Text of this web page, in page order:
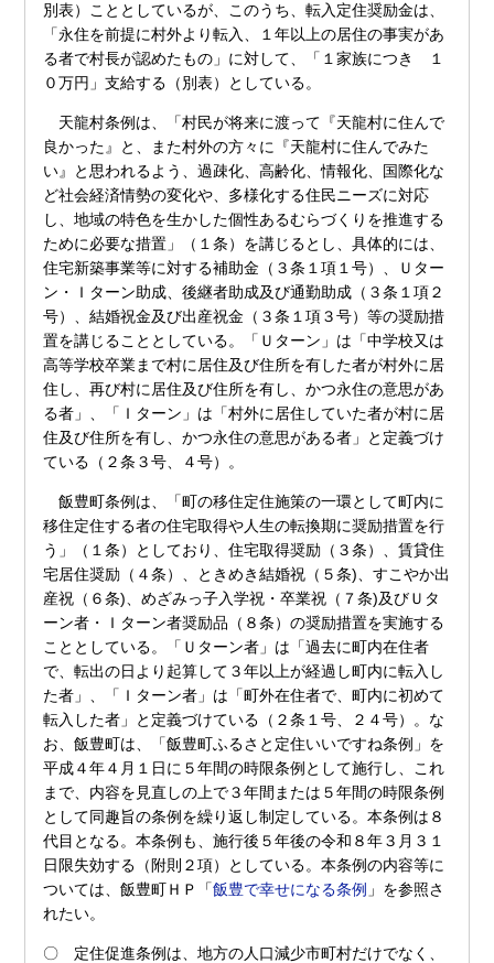
別表）こととしているが、このうち、転入定住奨励金は、
「永住を前提に村外より転入、１年以上の居住の事実があ
る者で村長が認めたもの」に対して、「１家族につき １
０万円」支給する（別表）としている。
天龍村条例は、「村民が将来に渡って『天龍村に住んで
良かった』と、また村外の方々に『天龍村に住んでみた
い』と思われるよう、過疎化、高齢化、情報化、国際化な
ど社会経済情勢の変化や、多様化する住民ニーズに対応
し、地域の特色を生かした個性あるむらづくりを推進する
ために必要な措置」（１条）を講じるとし、具体的には、
住宅新築事業等に対する補助金（３条１項１号）、Ｕター
ン・Ｉターン助成、後継者助成及び通勤助成（３条１項２
号）、結婚祝金及び出産祝金（３条１項３号）等の奨励措
置を講じることとしている。「Ｕターン」は「中学校又は
高等学校卒業まで村に居住及び住所を有した者が村外に居
住し、再び村に居住及び住所を有し、かつ永住の意思があ
る者」、「Ｉターン」は「村外に居住していた者が村に居
住及び住所を有し、かつ永住の意思がある者」と定義づけ
ている（２条３号、４号）。
飯豊町条例は、「町の移住定住施策の一環として町内に
移住定住する者の住宅取得や人生の転換期に奨励措置を行
う」（１条）としており、住宅取得奨励（３条）、賃貸住
宅居住奨励（４条）、ときめき結婚祝（５条)、すこやか出
産祝（６条)、めざみっ子入学祝・卒業祝（７条)及びＵタ
ーン者・Ｉターン者奨励品（８条）の奨励措置を実施する
こととしている。「Ｕターン者」は「過去に町内在住者
で、転出の日より起算して３年以上が経過し町内に転入し
た者」、「Ｉターン者」は「町外在住者で、町内に初めて
転入した者」と定義づけている（２条１号、２４号）。な
お、飯豊町は、「飯豊町ふるさと定住いいですね条例」を
平成４年４月１日に５年間の時限条例として施行し、これ
まで、内容を見直しの上で３年間または５年間の時限条例
として同趣旨の条例を繰り返し制定している。本条例は８
代目となる。本条例も、施行後５年後の令和８年３月３１
日限失効する（附則２項）としている。本条例の内容等に
ついては、飯豊町ＨＰ「飯豊で幸せになる条例 」を参照さ
れたい。
〇 定住促進条例は、地方の人口減少市町村だけでなく、